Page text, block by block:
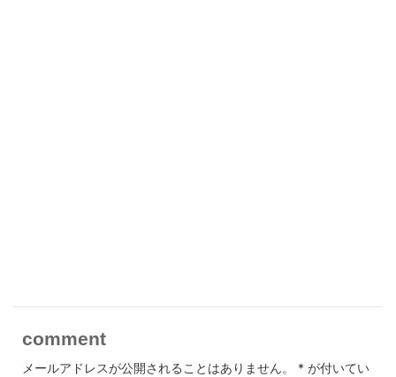
comment
メールアドレスが公開されることはありません。 * が付いてい